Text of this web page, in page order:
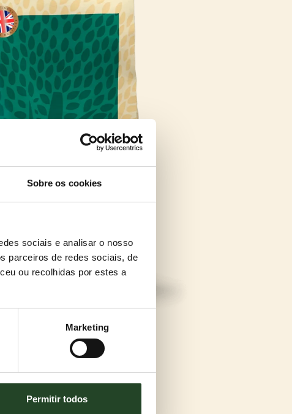
Sobre os cookies
sociais e analisar o nosso
parceiros de redes sociais, de
ou recolhidas por estes a
Marketing
Permitir todos